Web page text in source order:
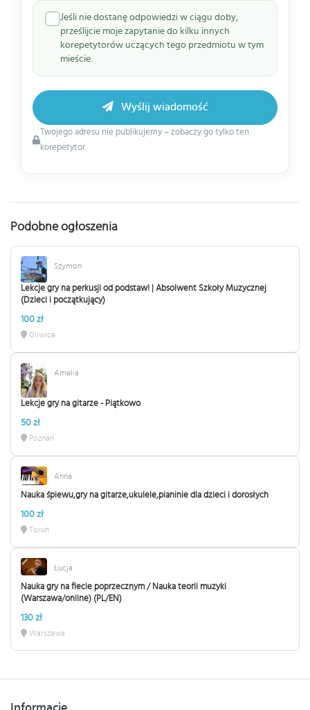
Jeśli nie dostanę odpowiedzi w ciągu doby,
prześlijcie moje zapytanie do kilku innych
korepetytorów uczących tego przedmiotu w tym
mieście.
Twojego adresu nie publikujemy – zobaczy go tylko ten
korepetytor.
Wyślij wiadomość
Podobne ogłoszenia
Szymon
Lekcje gry na perkusji od podstaw! | Absolwent Szkoły Muzycznej
(Dzieci i początkujący)
100 zł
Gliwice
Amelia
Lekcje gry na gitarze - Piątkowo
50 zł
Poznań
Anna
Nauka śpiewu,gry na gitarze,ukulele,pianinie dla dzieci i dorosłych
100 zł
Toruń
Łucja
Nauka gry na flecie poprzecznym / Nauka teorii muzyki
(Warszawa/online) (PL/EN)
130 zł
Warszawa